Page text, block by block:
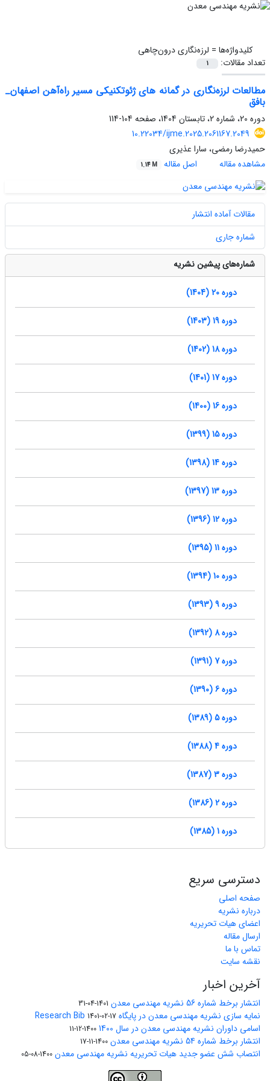
کلیدواژه‌ها = لرزه‌نگاری درون‌چاهی
تعداد مقالات:
1
مطالعات لرزه‌نگاری در گمانه های ژئوتکنیکی مسیر راه‌آهن اصفهان_
بافق
دوره 20، شماره 2، تابستان 1404، صفحه
104-114
10.22034/ijme.2025.2061167.2049
حمیدرضا رمضی، سارا عذیری
مشاهده مقاله
اصل مقاله 1.14 M
مقالات آماده انتشار
شماره جاری
شماره‌های پیشین نشریه
دوره 20 (1404)
دوره 19 (1403)
دوره 18 (1402)
دوره 17 (1401)
دوره 16 (1400)
دوره 15 (1399)
دوره 14 (1398)
دوره 13 (1397)
دوره 12 (1396)
دوره 11 (1395)
دوره 10 (1394)
دوره 9 (1393)
دوره 8 (1392)
دوره 7 (1391)
دوره 6 (1390)
دوره 5 (1389)
دوره 4 (1388)
دوره 3 (1387)
دوره 2 (1386)
دوره 1 (1385)
دسترسی سریع
صفحه اصلی
درباره نشریه
اعضای هیات تحریریه
ارسال مقاله
تماس با ما
نقشه سایت
آخرین اخبار
انتشار برخط شماره 56 نشریه مهندسی معدن 1401-04-31
نمایه سازی نشریه مهندسی معدن در پایگاه Research Bib 1401-02-17
اسامی داوران نشریه مهندسی معدن در سال 1400 1400-12-11
انتشار برخط شماره 54 نشریه مهندسی معدن 1400-11-17
انتصاب شش عضو جدید هیات تحریریه نشریه مهندسی معدن 1400-08-05